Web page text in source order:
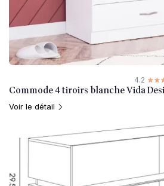
4.2
Commode 4 tiroirs blanche Vida
Voir le détail